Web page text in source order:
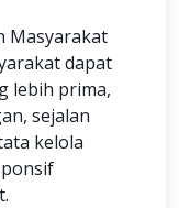
Masyarakat
dapat
lebih prima,
sejalan
kelola